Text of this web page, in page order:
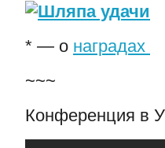
* — о наградах
~~~
Конференция в